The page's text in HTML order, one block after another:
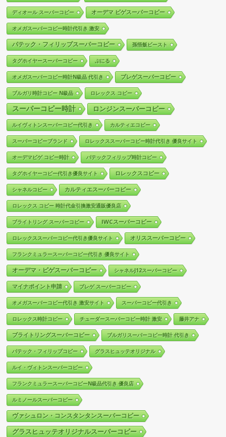
ディオール スーパーコピー オーデマ ピゲスーパーコピー
オメガスーパーコピー時計代引き 激安
パテック・フィリップスーパーコピー 孫悟飯ビースト
タグホイヤースーパーコピー ぷにる
オメガスーパーコピー時計N級品 代引き ブレゲスーパーコピー
ブルガリ時計コピー N級品 ロレックス コピー
スーパーコピー時計 ロンジンスーパーコピー
ルイヴィトンスーパーコピー代引き カルティエコピー
スーパーコピーブランド ロレックススーパーコピー時計代引き 優良サイト
オーデマピゲ コピー時計 パテックフィリップ時計コピー
タグホイヤーコピー代引き優良サイト ロレックスコピー
シャネルコピー カルティエスーパーコピー
ロレックス コピー 時計代金引換激安通販優良店
ブライトリング スーパーコピー IWCスーパーコピー
ロレックススーパーコピー代引き優良サイト オリススーパーコピー
フランクミュラースーパーコピー代引き 優良サイト
オーデマ・ピゲスーパーコピー シャネルJ12スーパーコピー
マイナポイント申請 ブレゲ スーパーコピー
オメガスーパーコピー代引き 激安サイト スーパーコピー代引き
ロレックス時計コピー チューダースーパーコピー時計 激安 藤井アナ
ブライトリングスーパーコピー ブルガリスーパーコピー時計 代引き
パテック・フィリップコピー グラスヒュッテオリジナル
ルイ・ヴィトンスーパーコピー
フランクミュラースーパーコピーN級品代引き 優良店
ルミノールスーパーコピー
ヴァシュロン・コンスタンタンスーパーコピー
グラスヒュッテオリジナルスーパーコピー